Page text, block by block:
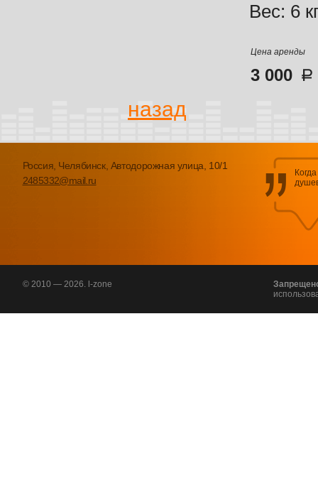
Вес: 6
Цена аренды
3 000
назад
Россия, Челябинск, Автодорожная улица, 10/1
2485332@mail.ru
© 2010 — 2026. l-zone